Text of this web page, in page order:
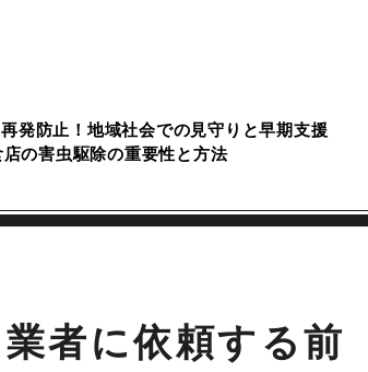
発防止！地域社会での見守りと早期支援
の害虫駆除の重要性と方法
者に依頼する前